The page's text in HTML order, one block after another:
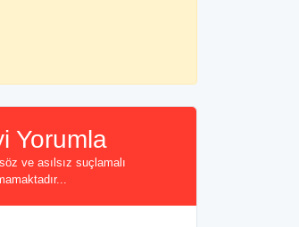
Yorumla
ve asılsız suçlamalı